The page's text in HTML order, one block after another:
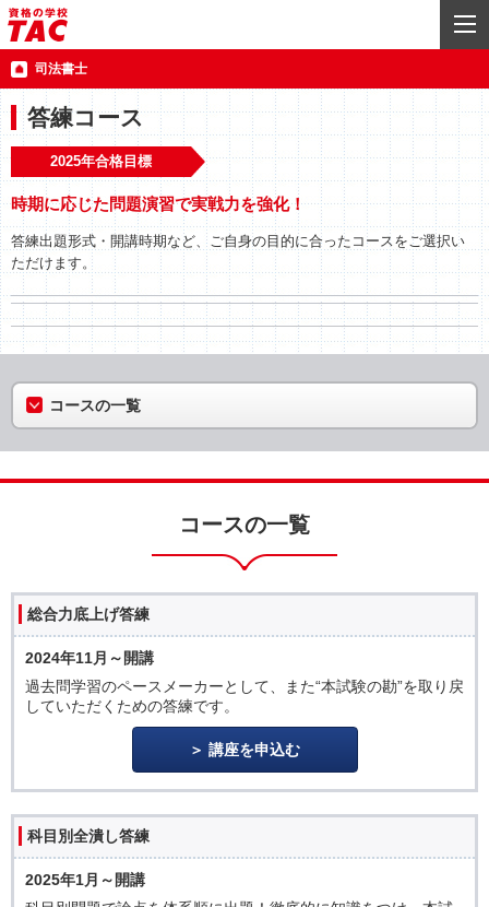
司法書士
答練コース
2025年合格目標
時期に応じた問題演習で実戦力を強化！
答練出題形式・開講時期など、ご自身の目的に合ったコースをご選択い
ただけます。
コースの一覧
コースの一覧
総合力底上げ答練
2024年11月～開講
過去問学習のペースメーカーとして、また“本試験の勘”を取り戻
していただくための答練です。
講座を申込む
科目別全潰し答練
2025年1月～開講